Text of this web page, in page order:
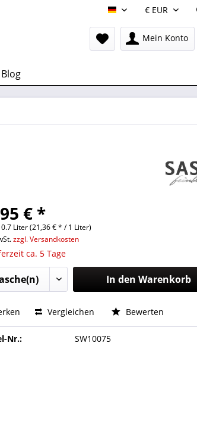
DE
Mein Konto
Blog
€ *
0.7 Liter (21,36 € * / 1 Liter)
zzgl. Versandkosten
ca. 5 Tage
In den Warenkorb
Vergleichen Bewerten
Nr.: SW10075